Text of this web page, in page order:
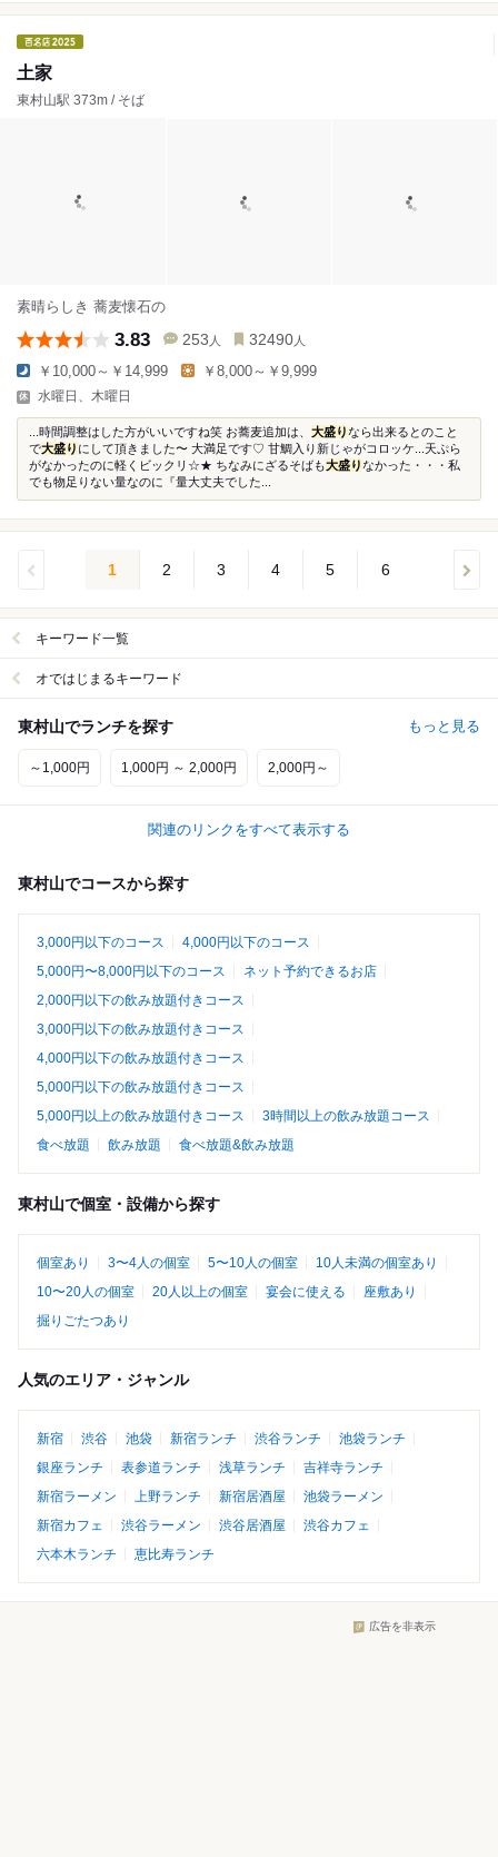
土家
東村山駅 373m / そば
素晴らしき 蕎麦懐石の
3.83 253 人 32490 人
￥10,000～￥14,999 ￥8,000～￥9,999
水曜日、木曜日
...時間調整はした方がいいですね笑 お蕎麦追加は、 大盛りなら出来るとのこと
で大盛り にして頂きました〜 大満足です♡ 甘鯛入り新じゃがコロッケ...天ぷら
がなかったのに軽くビックリ☆★ ちなみにざるそばも大盛りなかった・・・私
でも物足りない量なのに『量大丈夫でした...
1 2 3 4 5 6
キーワード一覧
オではじまるキーワード
東村山でランチを探す もっと見る
～1,000円 1,000円 ～ 2,000円 2,000円～
関連のリンクをすべて表示する
東村山でコースから探す
3,000円以下のコース
4,000円以下のコース
5,000円〜8,000円以下のコース
ネット予約できるお店
2,000円以下の飲み放題付きコース
3,000円以下の飲み放題付きコース
4,000円以下の飲み放題付きコース
5,000円以下の飲み放題付きコース
5,000円以上の飲み放題付きコース
3時間以上の飲み放題コース
食べ放題
飲み放題 食べ放題&飲み放題
東村山で個室・設備から探す
個室あり 3〜4人の個室 5〜10人の個室
10人未満の個室あり
10〜20人の個室
20人以上の個室 宴会に使える
座敷あり
掘りごたつあり
人気のエリア・ジャンル
新宿 渋谷 池袋 新宿ランチ 渋谷ランチ
池袋ランチ
銀座ランチ
表参道ランチ 浅草ランチ
吉祥寺ランチ
新宿ラーメン
上野ランチ 新宿居酒屋
池袋ラーメン
新宿カフェ
渋谷ラーメン 渋谷居酒屋
渋谷カフェ
六本木ランチ
恵比寿ランチ
広告を非表示